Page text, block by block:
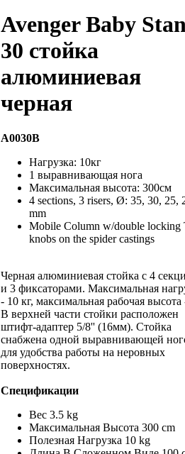
Avenger Baby
30 стойка
алюминиевая
черная
A0030B
Нагрузка: 10кг
1 выравнивающая нога
Максимальная высота: 300см
4 sections, 3 risers, Ø: 35, 30, 25,
mm
Mobile Column w/double locking
knobs on the spider castings
Черная алюминиевая стойка с 4
и 3 фиксаторами. Максимальная
- 10 кг, максимальная рабочая
В верхней части стойки расположен
штифт-адаптер 5/8'' (16мм). Стойка
снабжена одной выравнивающей
для удобства работы на неровных
поверхностях.
Спецификации
Вес 3.5 kg
Максимальная Высота 300 cm
Полезная Нагрузка 10 kg